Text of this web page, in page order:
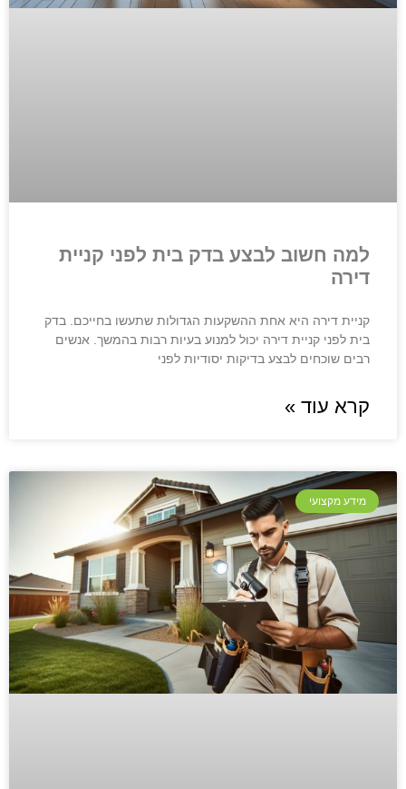
למה חשוב לבצע בדק בית לפני קניית
דירה
קניית דירה היא אחת ההשקעות הגדולות שתעשו בחייכם. בדק
בית לפני קניית דירה יכול למנוע בעיות רבות בהמשך. אנשים
רבים שוכחים לבצע בדיקות יסודיות לפני
קרא עוד »
מידע מקצועי